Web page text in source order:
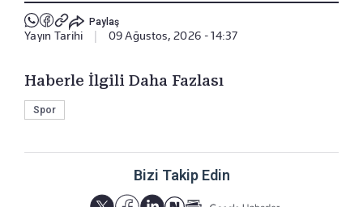
Paylaş
Yayın Tarihi 09 Ağustos, 2026 - 14:37
Haberle İlgili Daha Fazlası
Spor
Bizi Takip Edin